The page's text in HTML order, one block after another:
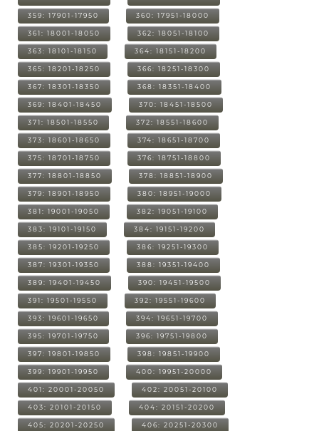
359: 17901-17950 360: 17951-18000
361: 18001-18050 362: 18051-18100
363: 18101-18150 364: 18151-18200
365: 18201-18250 366: 18251-18300
367: 18301-18350 368: 18351-18400
369: 18401-18450 370: 18451-18500
371: 18501-18550 372: 18551-18600
373: 18601-18650 374: 18651-18700
375: 18701-18750 376: 18751-18800
377: 18801-18850 378: 18851-18900
379: 18901-18950 380: 18951-19000
381: 19001-19050 382: 19051-19100
383: 19101-19150 384: 19151-19200
385: 19201-19250 386: 19251-19300
387: 19301-19350 388: 19351-19400
389: 19401-19450 390: 19451-19500
391: 19501-19550 392: 19551-19600
393: 19601-19650 394: 19651-19700
395: 19701-19750 396: 19751-19800
397: 19801-19850 398: 19851-19900
399: 19901-19950 400: 19951-20000
401: 20001-20050 402: 20051-20100
403: 20101-20150 404: 20151-20200
405: 20201-20250 406: 20251-20300